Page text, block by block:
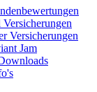
Versicherungen
Jam